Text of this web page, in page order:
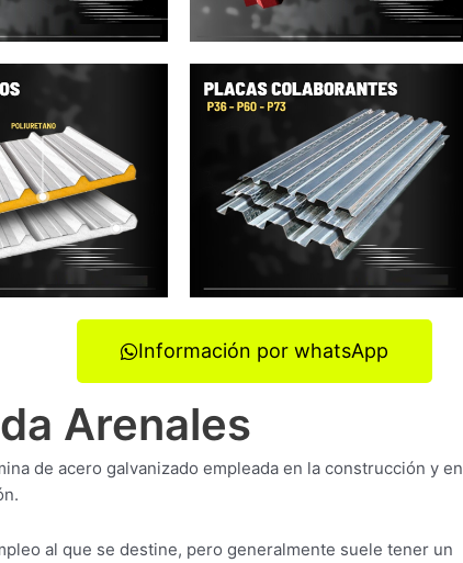
Información por whatsApp
Arenales
de acero galvanizado empleada en la construcción y en
al que se destine, pero generalmente suele tener un